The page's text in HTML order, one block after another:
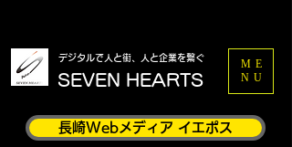
​デジタルで人と街、人と企業を繋ぐ
​SEVEN HEARTS
ME
NU
長崎Webメディア イエポス